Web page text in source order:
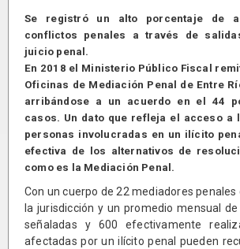
Se registró un alto porcentaje de
conflictos penales a través de
juicio penal.
En 2018 el Ministerio Público Fiscal
Oficinas de Mediación Penal de Entre
arribándose a un acuerdo en el 44
casos. Un dato que refleja el acceso a
personas involucradas en un ilícito
efectiva de los alternativos de
como es la Mediación Penal.
Con un cuerpo de 22 mediadores
la jurisdicción y un promedio mensual
señaladas y 600 efectivamente
afectadas por un ilícito penal pueden